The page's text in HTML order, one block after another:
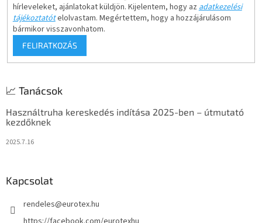
hírleveleket, ajánlatokat küldjön. Kijelentem, hogy azadatkezelési
tájékoztatótelolvastam. Megértettem, hogy a hozzájárulásom
bármikor visszavonhatom.
FELIRATKOZÁS
📈 Tanácsok
Használtruha kereskedés indítása 2025-ben – útmutató
kezdőknek
2025.7.16
Kapcsolat
rendeles@eurotex.hu